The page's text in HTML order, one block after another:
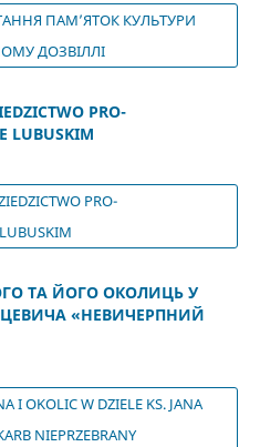
ПАМ’ЯТОК КУЛЬТУРИ
ДОЗВІЛЛІ
PRO-
LUBUSKIM
PRO-
ТА ЙОГО ОКОЛИЦЬ У
«НЕВИЧЕРПНИЙ
I OKOLIC W DZIELE KS. JANA
NIEPRZEBRANY